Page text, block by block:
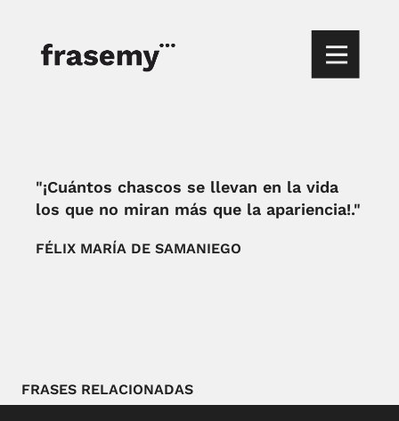
"¡Cuántos chascos se llevan en la vida
los que no miran más que la apariencia!."
FÉLIX MARÍA DE SAMANIEGO
FRASES RELACIONADAS